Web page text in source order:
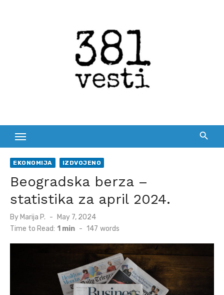
EKONOMIJA IZDVOJENO
Beogradska berza –
statistika za april 2024.
By Marija P.
Posted
on
May 7, 2024
Time to Read: 1 min - 147 words